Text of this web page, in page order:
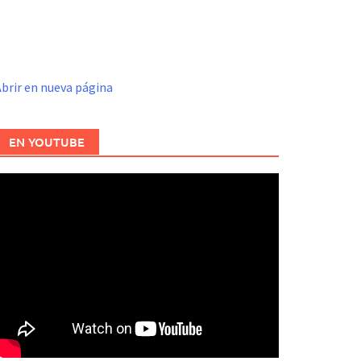
en nueva página
EN YOUTUBE